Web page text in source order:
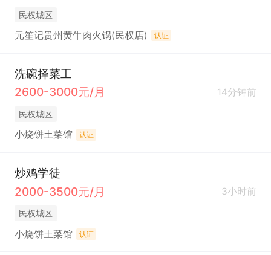
民权城区
元笙记贵州黄牛肉火锅(民权店) 认证
洗碗择菜工
2600-3000元/月
14分钟前
民权城区
小烧饼土菜馆 认证
炒鸡学徒
2000-3500元/月
3小时前
民权城区
小烧饼土菜馆 认证